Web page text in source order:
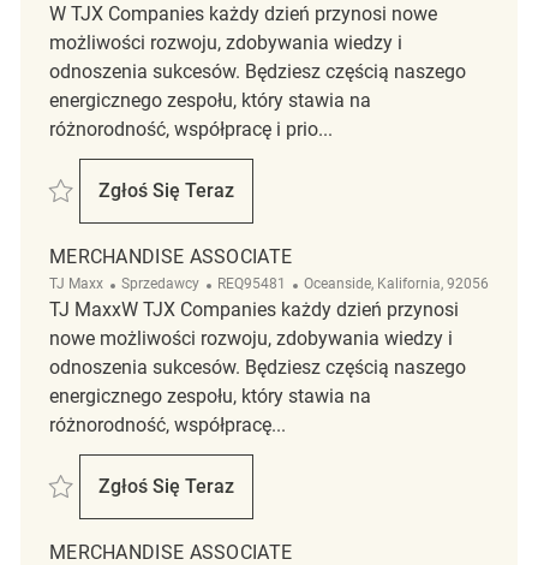
W TJX Companies każdy dzień przynosi nowe
możliwości rozwoju, zdobywania wiedzy i
odnoszenia sukcesów. Będziesz częścią naszego
energicznego zespołu, który stawia na
różnorodność, współpracę i prio...
Zapisać Merchandise Associate REQ129902
Zgłoś Się Teraz
Merchandise Associate
MERCHANDISE ASSOCIATE
TJ Maxx Kategoria
Sprzedawcy ReqId
REQ95481 Lokalizacja
Oceanside, Kalifornia, 92056
TJ MaxxW TJX Companies każdy dzień przynosi
nowe możliwości rozwoju, zdobywania wiedzy i
odnoszenia sukcesów. Będziesz częścią naszego
energicznego zespołu, który stawia na
różnorodność, współpracę...
Zapisać Merchandise Associate REQ95481
Zgłoś Się Teraz
Merchandise Associate
MERCHANDISE ASSOCIATE